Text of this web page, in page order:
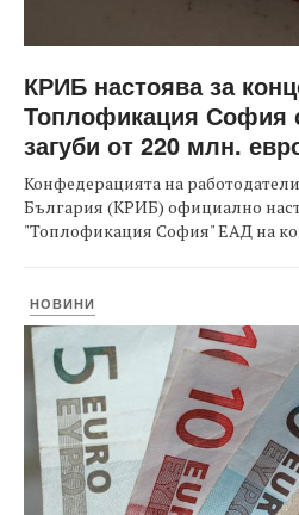
КРИБ настоява за
Топлофикация София
загуби от 220 млн.
Конфедерацията на
България (КРИБ) официално
"Топлофикация София" ЕАД на
НОВИНИ